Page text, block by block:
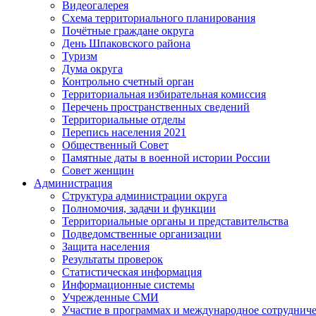
Видеогалерея
Схема территориального планирования
Почётные граждане округа
День Шпаковского района
Туризм
Дума округа
Контрольно счетный орган
Территориальная избирательная комиссия
Перечень пространственных сведений
Территориальные отделы
Перепись населения 2021
Общественный Совет
Памятные даты в военной истории России
Совет женщин
Администрация
Структура администрации округа
Полномочия, задачи и функции
Территориальные органы и представительства
Подведомственные организации
Защита населения
Результаты проверок
Статистическая информация
Информационные системы
Учрежденные СМИ
Участие в программах и международное